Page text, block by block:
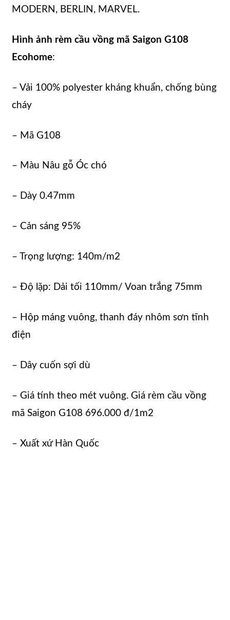
MODERN, BERLIN, MARVEL.
Hình ảnh rèm cầu vồng mã Saigon G108
Ecohome:
– Vải 100% polyester kháng khuẩn, chống bùng
cháy
– Mã G108
– Màu Nâu gỗ Óc chó
– Dày 0.47mm
– Cản sáng 95%
– Trọng lượng: 140m/m2
– Độ lặp: Dải tối 110mm/ Voan trắng 75mm
– Hộp máng vuông, thanh đáy nhôm sơn tĩnh
điện
– Dây cuốn sợi dù
– Giá tính theo mét vuông. Giá rèm cầu vồng
mã Saigon G108 696.000 đ/1m2
– Xuất xứ Hàn Quốc